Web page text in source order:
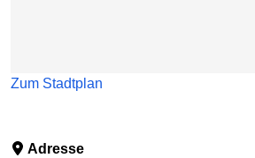
Zum Stadtplan
Adresse